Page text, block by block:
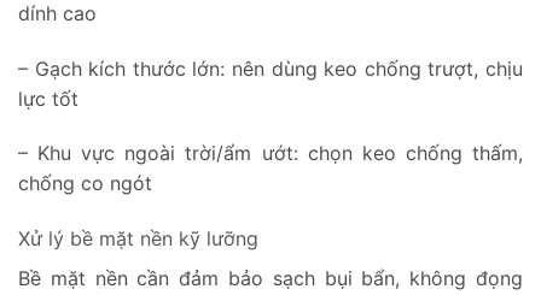
dính cao
– Gạch kích thước lớn: nên dùng keo chống trượt, chịu
lực tốt
– Khu vực ngoài trời/ẩm ướt: chọn keo chống thấm,
chống co ngót
Xử lý bề mặt nền kỹ lưỡng
Bề mặt nền cần đảm bảo sạch bụi bẩn, không đọng